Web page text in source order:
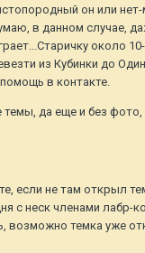
он или
в данном случае,
около
из Кубинки до
в контакте.
да еще и без
если не там открыл
с неск членами лабр-
возможно темка уже